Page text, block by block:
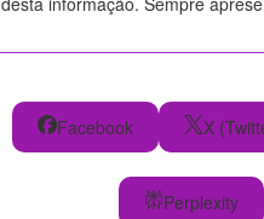
Facebook
X
Perplexity